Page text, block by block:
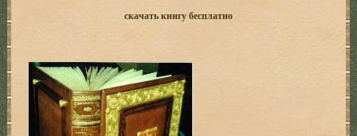
скачать книгу бесплатно